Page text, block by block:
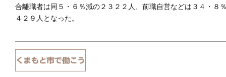
合離職者は同５・６％減の２３２２人、前職自営などは３４・
４２９人となった。